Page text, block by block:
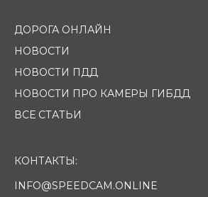
ДОРОГА ОНЛАЙН
НОВОСТИ
НОВОСТИ ПДД
НОВОСТИ ПРО КАМЕРЫ ГИБДД
ВСЕ СТАТЬИ
КОНТАКТЫ:
INFO@SPEEDCAM.ONLINE